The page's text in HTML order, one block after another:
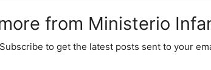
from Ministerio
Subscribe to get the latest posts sent to your